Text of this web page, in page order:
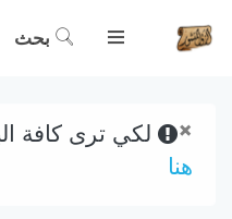
بحث
× لكي ترى كافة
هنا